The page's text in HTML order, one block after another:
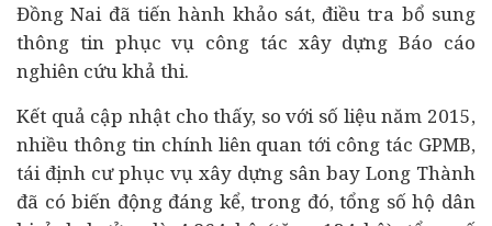
Đồng Nai đã tiến hành khảo sát, điều tra bổ sung
thông tin phục vụ công tác xây dựng Báo cáo
nghiên cứu khả thi.
Kết quả cập nhật cho thấy, so với số liệu năm 2015,
nhiều thông tin chính liên quan tới công tác GPMB,
tái định cư phục vụ xây dựng sân bay Long Thành
đã có biến động đáng kể, trong đó, tổng số hộ dân